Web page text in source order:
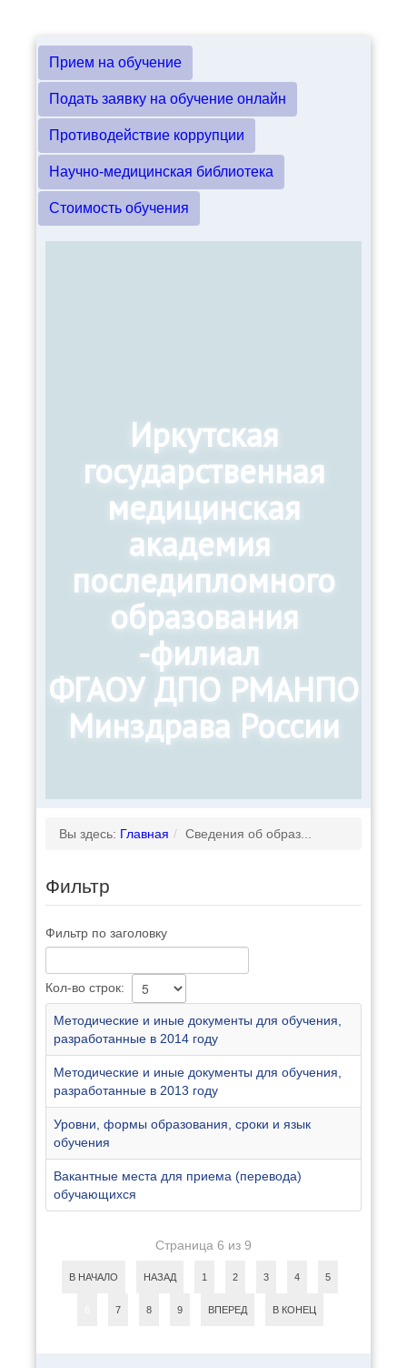
Прием на обучение
Подать заявку на обучение онлайн
Противодействие коррупции
Научно-медицинская библиотека
Стоимость обучения
Иркутская
государственная
медицинская
академия
последипломного
образования
-филиал
ФГАОУ ДПО РМАНПО
Минздрава России
Вы здесь: Главная / Сведения об образ...
Фильтр
Фильтр по заголовку
Кол-во строк:
Методические и иные документы для обучения,
разработанные в 2014 году
Методические и иные документы для обучения,
разработанные в 2013 году
Уровни, формы образования, сроки и язык
обучения
Вакантные места для приема (перевода)
обучающихся
Страница 6 из 9
В НАЧАЛО НАЗАД 1 2 3 4 5
7 8 9 ВПЕРЕД В КОНЕЦ